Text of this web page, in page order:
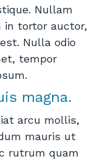
Nullam
in tortor auctor,
Nulla odio
tempor
magna.
arcu mollis,
mauris ut
rutrum quam